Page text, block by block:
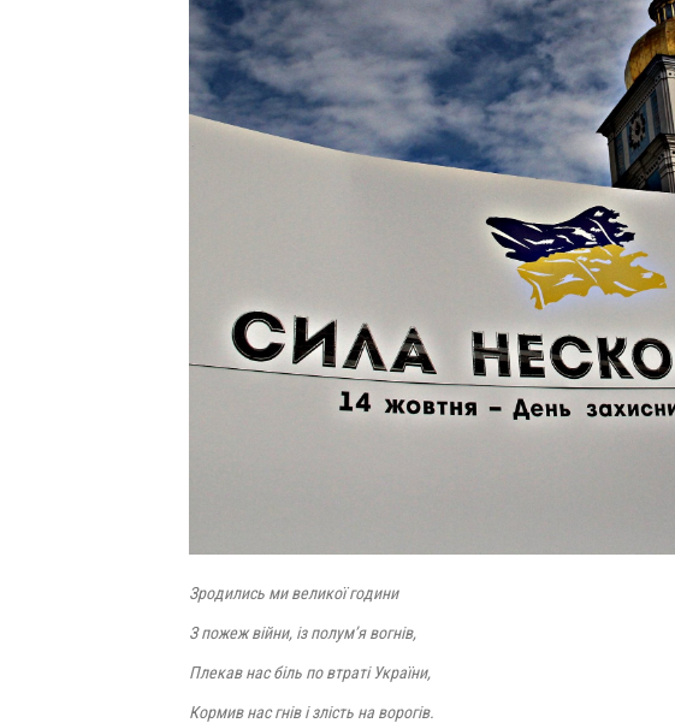
Зродились ми великої години
З пожеж війни, із полум’я вогнів,
Плекав нас біль по втраті України,
Кормив нас гнів і злість на ворогів.